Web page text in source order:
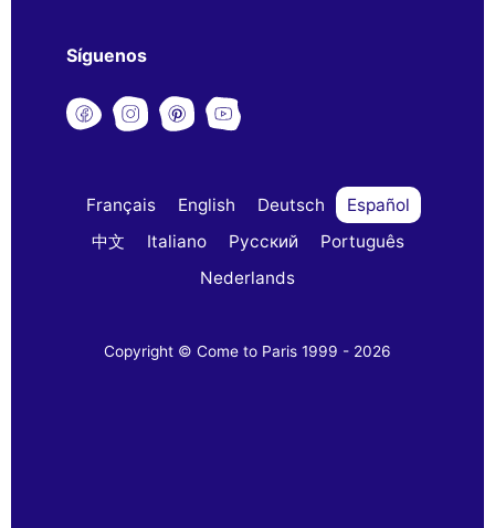
Síguenos
Français English Deutsch
Español
中文
Italiano Русский
Português
Nederlands
Copyright © Come to Paris 1999 - 2026